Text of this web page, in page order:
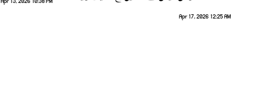
Apr 17, 2026 12:25 AM